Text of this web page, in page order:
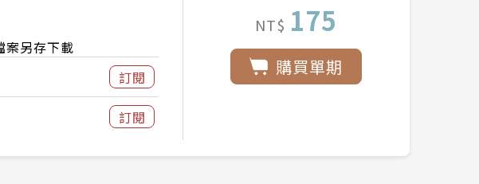
另存下載
訂閱
訂閱
NT$ 175
購買單期